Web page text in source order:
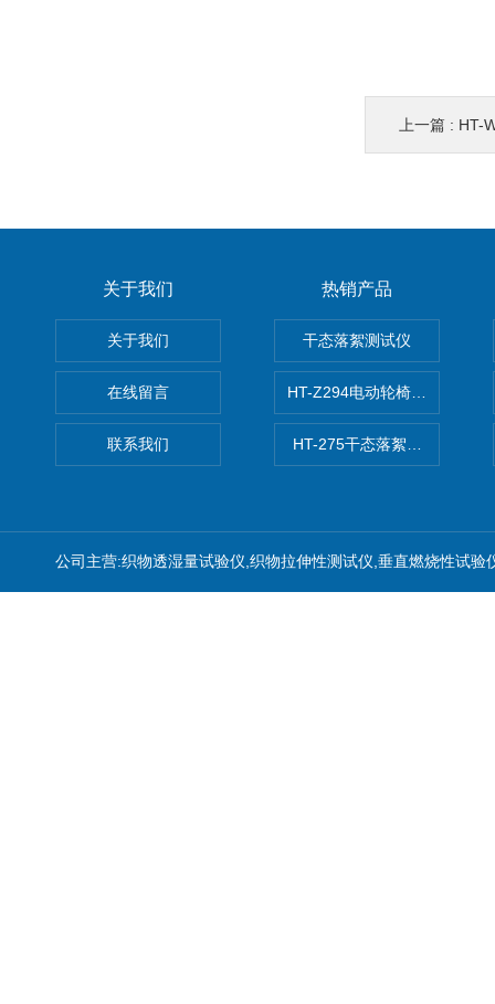
上一篇 : HT-
关于我们
关于我们
在线留言
联系我们
热销产品
干态落絮测试仪
HT-Z294电动轮椅车耗电量测
HT-275干态落絮测试仪
公司主营:织物透湿量试验仪,织物拉伸性测试仪,垂直燃烧性试验